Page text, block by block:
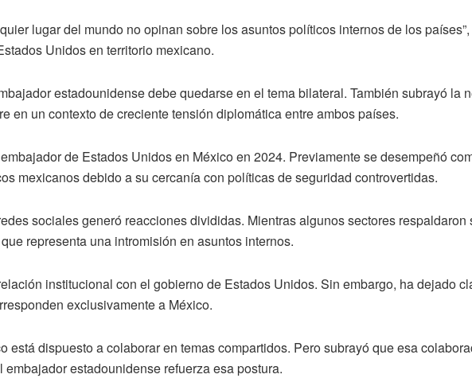
lugar del mundo no opinan sobre los asuntos políticos internos de los
Unidos en territorio mexicano.
estadounidense debe quedarse en el tema bilateral. También subrayó la
en un contexto de creciente tensión diplomática entre ambos países.
de Estados Unidos en México en 2024. Previamente se desempeñó
mexicanos debido a su cercanía con políticas de seguridad controvertidas.
sociales generó reacciones divididas. Mientras algunos sectores
representa una intromisión en asuntos internos.
institucional con el gobierno de Estados Unidos. Sin embargo, ha dejado
exclusivamente a México.
está dispuesto a colaborar en temas compartidos. Pero subrayó que esa
estadounidense refuerza esa postura.